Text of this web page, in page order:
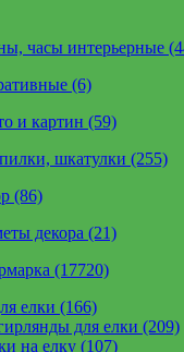
часы интерьерные
(6)
и картин (59)
шкатулки (255)
(86)
декора (21)
(17720)
елки (166)
для елки (209)
на елку (107)